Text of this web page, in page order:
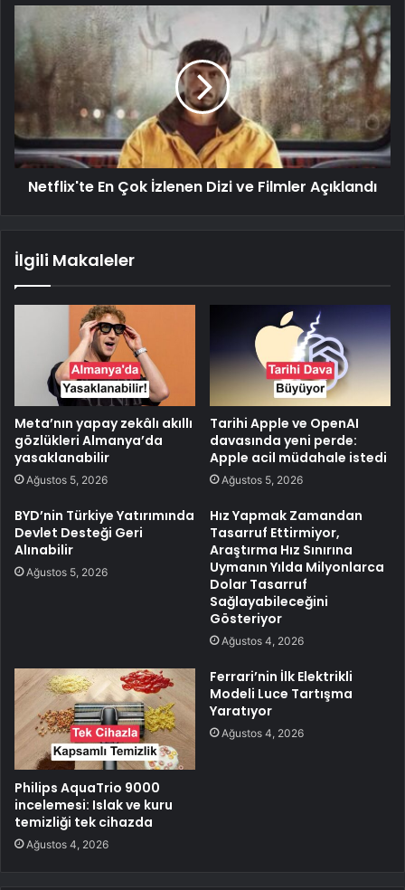
Netflix'te En Çok İzlenen Dizi ve Filmler Açıklandı
İlgili Makaleler
Meta’nın yapay zekâlı akıllı
gözlükleri Almanya’da
yasaklanabilir
Ağustos 5, 2026
Tarihi Apple ve OpenAI
davasında yeni perde:
Apple acil müdahale istedi
Ağustos 5, 2026
BYD’nin Türkiye Yatırımında
Devlet Desteği Geri
Alınabilir
Ağustos 5, 2026
Hız Yapmak Zamandan
Tasarruf Ettirmiyor,
Araştırma Hız Sınırına
Uymanın Yılda Milyonlarca
Dolar Tasarruf
Sağlayabileceğini
Gösteriyor
Ağustos 4, 2026
Philips AquaTrio 9000
incelemesi: Islak ve kuru
temizliği tek cihazda
Ağustos 4, 2026
Ferrari’nin İlk Elektrikli
Modeli Luce Tartışma
Yaratıyor
Ağustos 4, 2026